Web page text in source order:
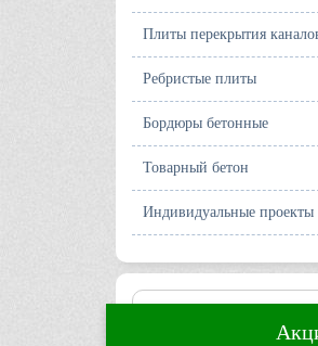
Плиты перекрытия
Ребристые плиты
Бордюры бетонные
Товарный бетон
Индивидуальные проекты